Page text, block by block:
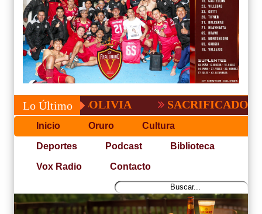
Lo Último
EN BOLIVIA SACRIFICADO
Inicio Oruro Cultura
Deportes Podcast Biblioteca
Vox Radio Contacto